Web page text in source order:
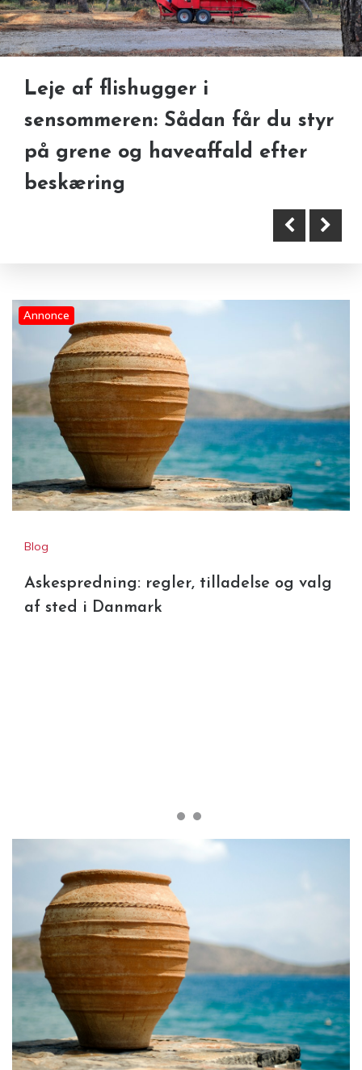
Askespredning: regler, tilladelse
Tromling efter eftersåning: Få
græsfrøene til at spire bedre i
Leje af flishugger i
sensommeren: Sådan får du styr
på grene og haveaffald efter
beskæring
Annonce
Blog
Askespredning: regler, tilladelse og valg
af sted i Danmark